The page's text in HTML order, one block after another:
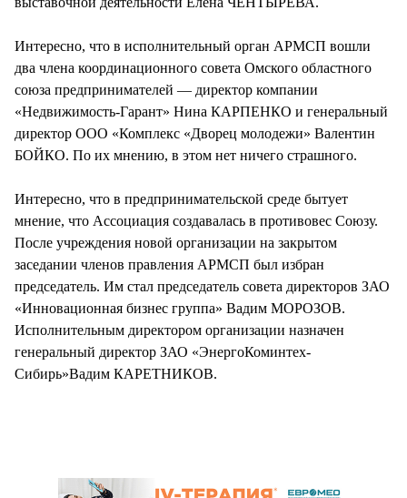
Интересно, что в исполнительный орган АРМСП вошли
два члена координационного совета Омского областного
союза предпринимателей — директор компании
«Недвижимость-Гарант» Нина КАРПЕНКО и генеральный
директор ООО «Комплекс «Дворец молодежи» Валентин
БОЙКО. По их мнению, в этом нет ничего страшного.
Интересно, что в предпринимательской среде бытует
мнение, что Ассоциация создавалась в противовес Союзу.
После учреждения новой организации на закрытом
заседании членов правления АРМСП был избран
председатель. Им стал председатель совета директоров ЗАО
«Инновационная бизнес группа» Вадим МОРОЗОВ.
Исполнительным директором организации назначен
генеральный директор ЗАО «ЭнергоКоминтех-
Сибирь»Вадим КАРЕТНИКОВ.